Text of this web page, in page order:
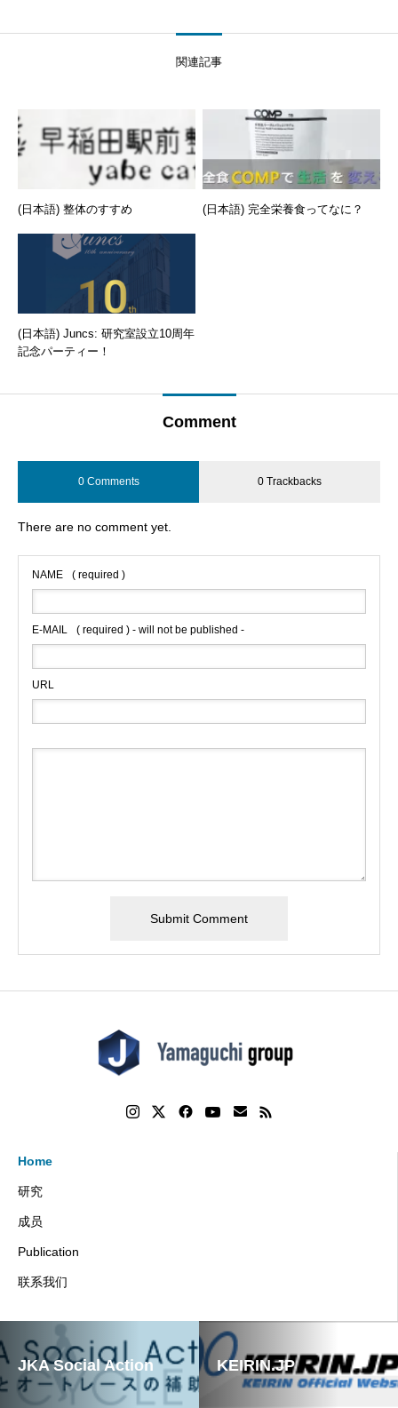
関連記事
(日本語) 整体のすすめ (日本語) 完全栄養食ってなに？
(日本語) Juncs: 研究室設立10周年
記念パーティー！
Comment
0 Comments 0 Trackbacks
There are no comment yet.
NAME ( required )
E-MAIL ( required ) - will not be published -
URL
Home
研究
成员
Publication
联系我们
JKA Social Action KEIRIN.JP